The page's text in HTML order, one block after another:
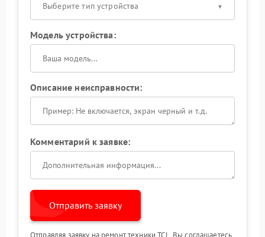
Выберите тип устройства
Модель устройства:
Описание неисправности:
Комментарий к заявке:
Отправить заявку
Отправляя заявку на ремонт техники TCL, Вы соглашаетесь